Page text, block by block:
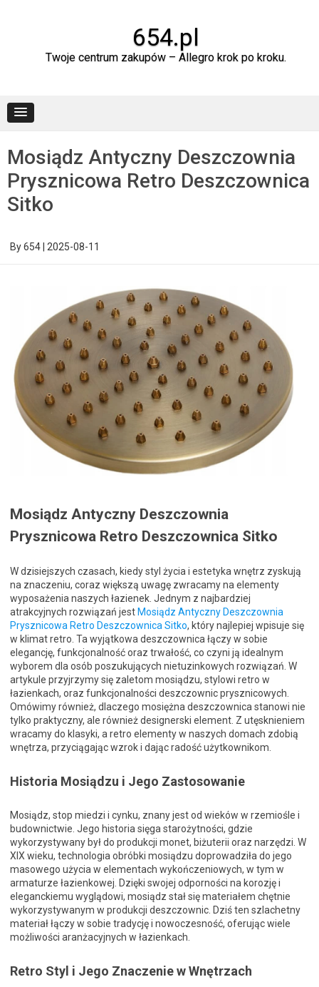
654.pl
Twoje centrum zakupów – Allegro krok po kroku.
Mosiądz Antyczny Deszczownia
Prysznicowa Retro Deszczownica
Sitko
By654 2025-08-11
Mosiądz Antyczny Deszczownia
Prysznicowa Retro Deszczownica Sitko
W dzisiejszych czasach, kiedy styl życia i estetyka wnętrz zyskują
na znaczeniu, coraz większą uwagę zwracamy na elementy
wyposażenia naszych łazienek. Jednym z najbardziej
atrakcyjnych rozwiązań jest Mosiądz Antyczny Deszczownia
Prysznicowa Retro Deszczownica Sitko, który najlepiej wpisuje się
w klimat retro. Ta wyjątkowa deszczownica łączy w sobie
elegancję, funkcjonalność oraz trwałość, co czyni ją idealnym
wyborem dla osób poszukujących nietuzinkowych rozwiązań. W
artykule przyjrzymy się zaletom mosiądzu, stylowi retro w
łazienkach, oraz funkcjonalności deszczownic prysznicowych.
Omówimy również, dlaczego mosiężna deszczownica stanowi nie
tylko praktyczny, ale również designerski element. Z utęsknieniem
wracamy do klasyki, a retro elementy w naszych domach zdobią
wnętrza, przyciągając wzrok i dając radość użytkownikom.
Historia Mosiądzu i Jego Zastosowanie
Mosiądz, stop miedzi i cynku, znany jest od wieków w rzemiośle i
budownictwie. Jego historia sięga starożytności, gdzie
wykorzystywany był do produkcji monet, biżuterii oraz narzędzi. W
XIX wieku, technologia obróbki mosiądzu doprowadziła do jego
masowego użycia w elementach wykończeniowych, w tym w
armaturze łazienkowej. Dzięki swojej odporności na korozję i
eleganckiemu wyglądowi, mosiądz stał się materiałem chętnie
wykorzystywanym w produkcji deszczownic. Dziś ten szlachetny
materiał łączy w sobie tradycję i nowoczesność, oferując wiele
możliwości aranżacyjnych w łazienkach.
Retro Styl i Jego Znaczenie w Wnętrzach